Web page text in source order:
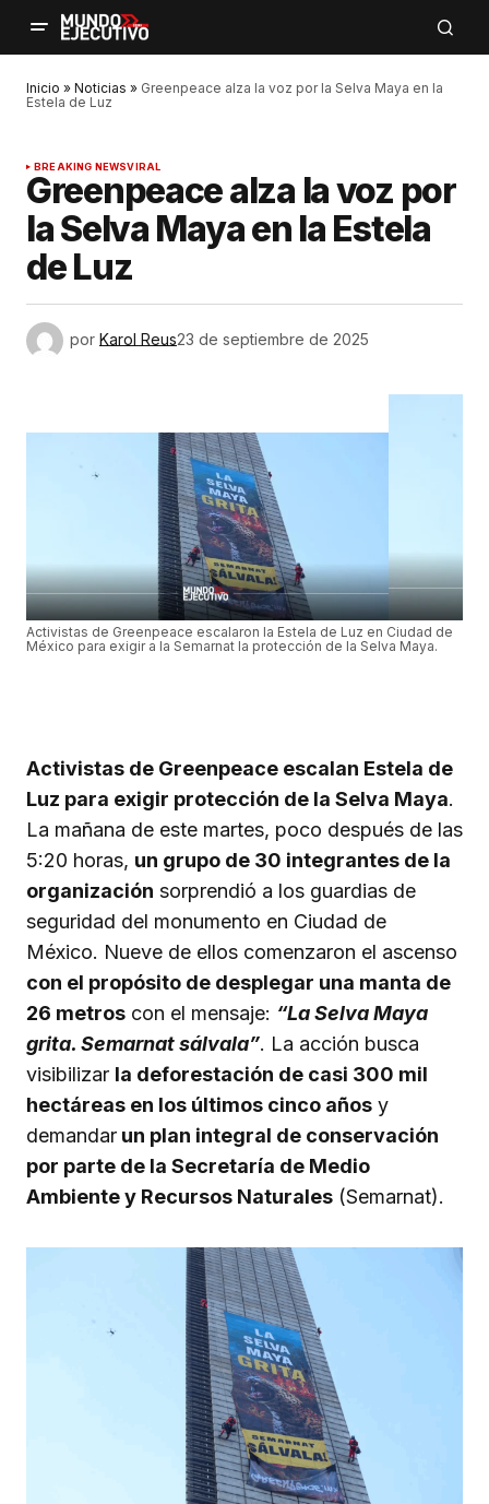
Inicio » Noticias » Greenpeace alza la voz por la Selva Maya en la
Estela de Luz
BREAKING NEWSVIRAL
Greenpeace alza la voz por
la Selva Maya en la Estela
de Luz
por Karol Reus23 de septiembre de 2025
Activistas de Greenpeace escalaron la Estela de Luz en Ciudad de
México para exigir a la Semarnat la protección de la Selva Maya.
Activistas de Greenpeace escalan Estela de
Luz para exigir protección de la Selva Maya.
La mañana de este martes, poco después de las
5:20 horas, un grupo de 30 integrantes de la
organización sorprendió a los guardias de
seguridad del monumento en Ciudad de
México. Nueve de ellos comenzaron el ascenso
con el propósito de desplegar una manta de
26 metros con el mensaje: “La Selva Maya
grita. Semarnat sálvala”. La acción busca
visibilizar la deforestación de casi 300 mil
hectáreas en los últimos cinco años y
demandar un plan integral de conservación
por parte de la Secretaría de Medio
Ambiente y Recursos Naturales (Semarnat).